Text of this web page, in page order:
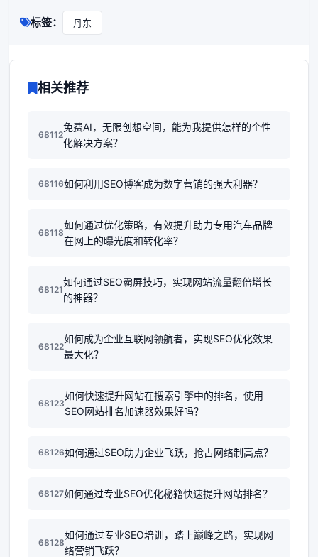
标签： 丹东
相关推荐
68112
免费AI，无限创想空间，能为我提供怎样的个性
化解决方案？
68116如何利用SEO博客成为数字营销的强大利器？
68118
如何通过优化策略，有效提升助力专用汽车品牌
在网上的曝光度和转化率？
68121
如何通过SEO霸屏技巧，实现网站流量翻倍增长
的神器？
68122
如何成为企业互联网领航者，实现SEO优化效果
最大化？
68123
如何快速提升网站在搜索引擎中的排名，使用
SEO网站排名加速器效果好吗？
68126如何通过SEO助力企业飞跃，抢占网络制高点？
68127如何通过专业SEO优化秘籍快速提升网站排名？
68128
如何通过专业SEO培训，踏上巅峰之路，实现网
络营销飞跃？